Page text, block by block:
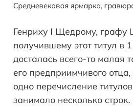
Средневековая ярмарка,
Генриху I Щедрому,
получившему этот титул в
досталась всего-то малая
его предприимчивого
одно перечисление
занимало несколько